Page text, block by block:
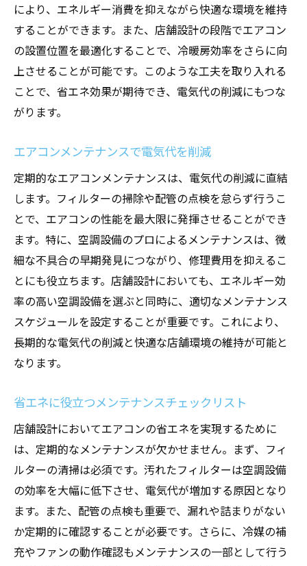
により、エネルギー消費を抑えながら快適な環境を維持
することができます。また、店舗設計の段階でエアコン
の設置位置を最適化することで、冷暖房効率をさらに向
上させることが可能です。このような工夫を取り入れる
ことで、省エネ効果が期待でき、電気代の削減にもつな
がります。
エアコンメンテナンスで電気代を削減
定期的なエアコンメンテナンスは、電気代の削減に直結
します。フィルターの掃除や配管の点検を怠らず行うこ
とで、エアコンの性能を最大限に発揮させることができ
ます。特に、空調設備のプロによるメンテナンスは、微
細な不具合の早期発見につながり、修理費用を抑えるこ
とにも役立ちます。店舗設計においても、エネルギー効
率の高い空調設備を選ぶと同時に、適切なメンテナンス
スケジュールを設定することが重要です。これにより、
長期的な電気代の削減と快適な店舗環境の維持が可能と
なります。
省エネに役立つメンテナンスチェックリスト
店舗設計においてエアコンの省エネを実現するために
は、定期的なメンテナンスが欠かせません。まず、フィ
ルターの清掃は必須です。汚れたフィルターは空調設備
の効率を大幅に低下させ、電気代が増加する原因となり
ます。また、配管の点検も重要で、漏れや詰まりがない
か定期的に確認することが必要です。さらに、冷媒の補
充やファンの動作確認もメンテナンスの一部として行う